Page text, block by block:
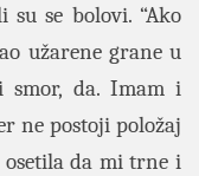
se bolovi. “Ako
užarene grane u
smor, da. Imam i
ne postoji položaj
da mi trne i